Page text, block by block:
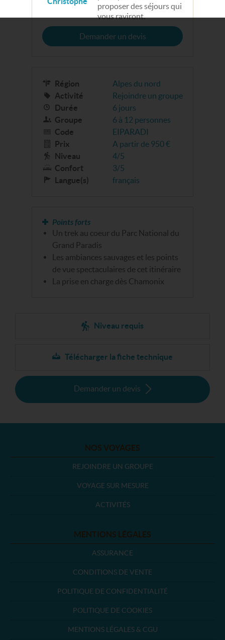
proposer des séjours qui
vous raviront.
Demander un devis
Région
Alpes du nord
Activité
Rejoindre un groupe
Durée
6 jours
Groupe
6 à 12 personnes
Code
EIPARADI
Prix
A partir de 950 €
Niveau
4/5
Confort
3/5
Langue(s)
français
Points forts
Un trek au coeur du Parc National du
Grand Paradis
Les ambiances sauvages et les points
de vue spectaculaires de cet itinéraire
La prise en charge dès Chamonix
Niveau requis
Télécharger la fiche technique
Demander un devis
NOS VOYAGES
REJOINDRE UN GROUPE
VOYAGE SUR MESURE
ACTIVITÉS
MENTIONS LÉGALES
ASSURANCE
CONDITIONS DE VENTE
POLITIQUE DE CONFIDENTIALITÉ
POLITIQUE DE COOKIES
MENTIONS LÉGALES & CGU